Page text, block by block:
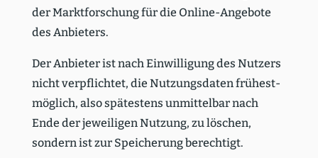
der Markt­for­schung für die Online-Angebote
des Anbieters.
Der Anbieter ist nach Einwil­ligung des Nutzers
nicht verpflichtet, die Nutzungs­daten frühest­
möglich, also spätestens unmit­telbar nach
Ende der jewei­ligen Nutzung, zu löschen,
sondern ist zur Speicherung berechtigt.